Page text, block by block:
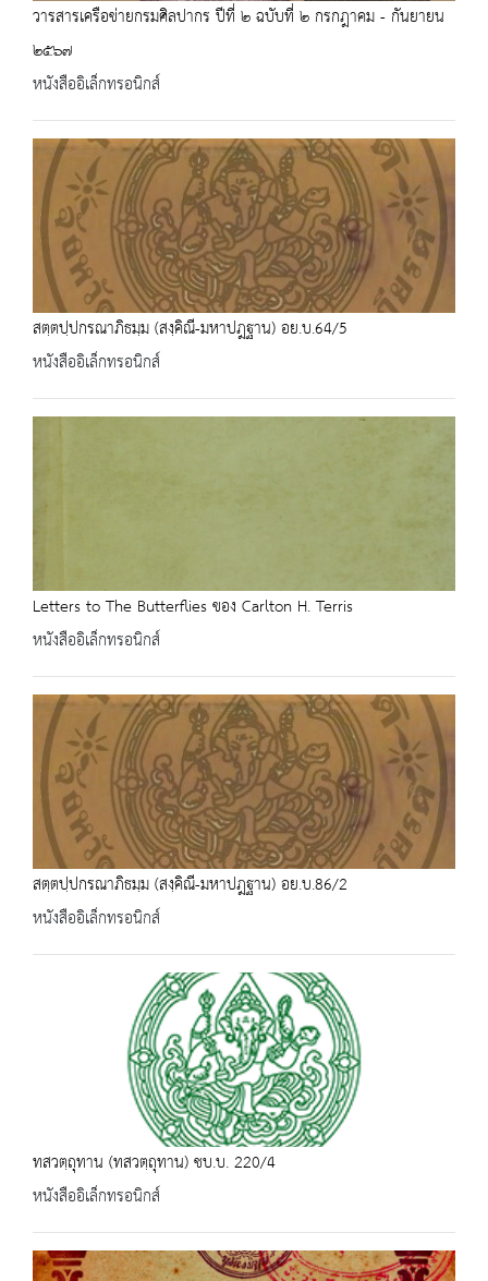
วารสารเครือข่ายกรมศิลปากร ปีที่ ๒ ฉบับที่ ๒ กรกฎาคม - กันยายน
๒๕๖๗
หนังสืออิเล็กทรอนิกส์
สตฺตปฺปกรณาภิธมฺม (สงฺคิณี-มหาปฎฐาน) อย.บ.64/5
หนังสืออิเล็กทรอนิกส์
Letters to The Butterflies ของ Carlton H. Terris
หนังสืออิเล็กทรอนิกส์
สตฺตปฺปกรณาภิธมฺม (สงฺคิณี-มหาปฎฐาน) อย.บ.86/2
หนังสืออิเล็กทรอนิกส์
ทสวตฺถุทาน (ทสวตฺถุทาน) ชบ.บ. 220/4
หนังสืออิเล็กทรอนิกส์